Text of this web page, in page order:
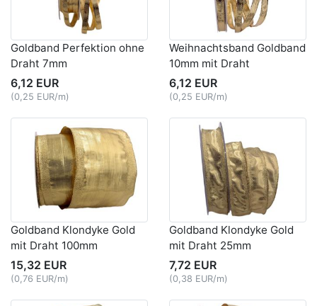
Goldband Perfektion ohne
Draht 7mm
6,12 EUR
(0,25 EUR/m)
Weihnachtsband Goldband
10mm mit Draht
6,12 EUR
(0,25 EUR/m)
Goldband Klondyke Gold
mit Draht 100mm
15,32 EUR
(0,76 EUR/m)
Goldband Klondyke Gold
mit Draht 25mm
7,72 EUR
(0,38 EUR/m)